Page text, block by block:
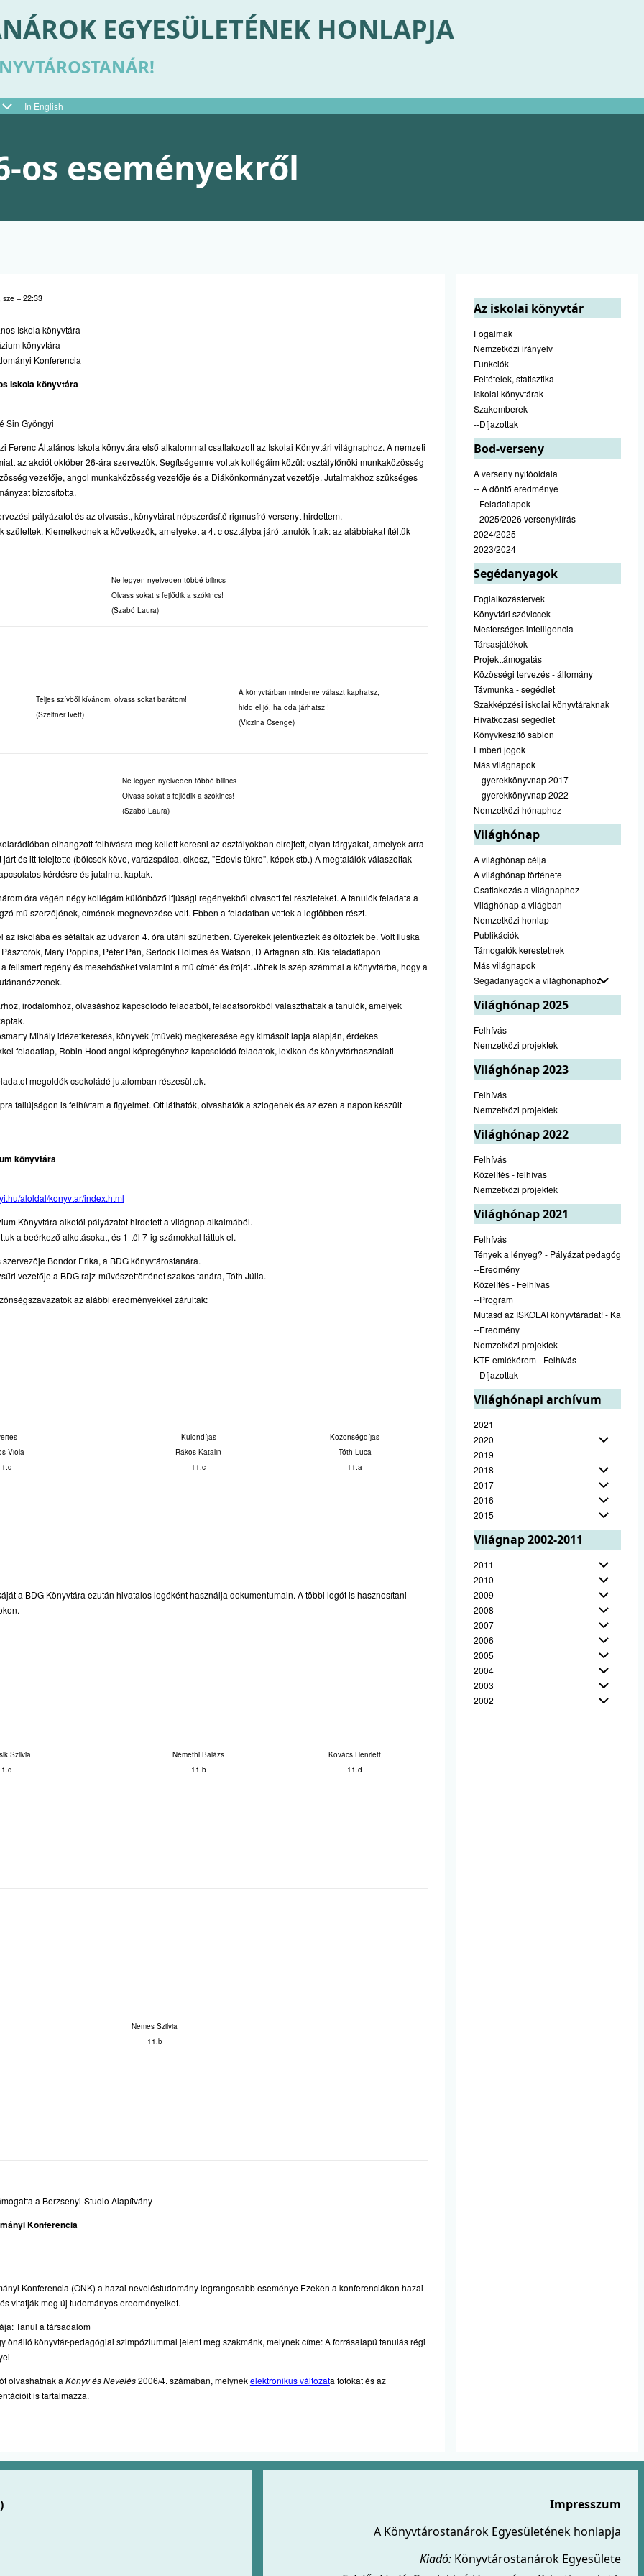
EGYESÜLETÉNEK HONLAPJA
In English
os eseményekről
sze – 22:33
Iskola könyvtára
könyvtára
Konferencia
Iskola könyvtára
Sin Gyöngyi
Ferenc Általános Iskola könyvtára első alkalommal csatlakozott az Iskolai Könyvtári világnaphoz. A nemzeti
az akciót október 26-ára szerveztük. Segítségemre voltak kollégáim közül: osztályfőnöki munkaközösség
vezetője, angol munkaközösség vezetője és a Diákönkormányzat vezetője. Jutalmakhoz szükséges
biztosította.
pályázatot és az olvasást, könyvtárat népszerűsítő rigmusíró versenyt hirdettem.
születtek. Kiemelkednek a következők, amelyeket a 4. c osztályba járó tanulók írtak: az alábbiakat ítéltük
Ne legyen nyelveden többé bilincs
Olvass sokat s fejlődik a szókincs!
(Szabó Laura)
Teljes szívből kívánom, olvass sokat barátom!
(Szeltner Ivett)
A könyvtárban mindenre választ kaphatsz,
hidd el jó, ha oda járhatsz !
(Viczina Csenge)
Ne legyen nyelveden többé bilincs
Olvass sokat s fejlődik a szókincs!
(Szabó Laura)
elhangzott felhívásra meg kellett keresni az osztályokban elrejtett, olyan tárgyakat, amelyek arra
és itt felejtette (bölcsek köve, varázspálca, cikesz, "Edevis tükre", képek stb.) A megtalálók válaszoltak
kérdésre és jutalmat kaptak.
óra végén négy kollégám különböző ifjúsági regényekből olvasott fel részleteket. A tanulók feladata a
mű szerzőjének, címének megnevezése volt. Ebben a feladatban vettek a legtöbben részt.
az iskolába és sétáltak az udvaron 4. óra utáni szünetben. Gyerekek jelentkeztek és öltöztek be. Volt Iluska
Mary Poppins, Péter Pán, Serlock Holmes és Watson, D Artagnan stb. Kis feladatlapon
felismert regény és mesehősöket valamint a mű címét és íróját. Jöttek is szép számmal a könyvtárba, hogy a
irodalomhoz, olvasáshoz kapcsolódó feladatból, feladatsorokból választhattak a tanulók, amelyek
Mihály idézetkeresés, könyvek (művek) megkeresése egy kimásolt lapja alapján, érdekes
feladatlap, Robin Hood angol képregényhez kapcsolódó feladatok, lexikon és könyvtárhasználati
megoldók csokoládé jutalomban részesültek.
faliújságon is felhívtam a figyelmet. Ott láthatók, olvashatók a szlogenek és az ezen a napon készült
könyvtára
aloldal/konyvtar/index.html
Könyvtára alkotói pályázatot hirdetett a világnap alkalmából.
a beérkező alkotásokat, és 1-től 7-ig számokkal láttuk el.
Bondor Erika, a BDG könyvtárostanára.
vezetője a BDG rajz-művészettörténet szakos tanára, Tóth Júlia.
az alábbi eredményekkel zárultak:
Viola
Különdíjas
Rákos Katalin
11.c
Közönségdíjas
Tóth Luca
11.a
a BDG Könyvtára ezután hivatalos logóként használja dokumentumain. A többi logót is hasznosítani
Szilvia
Némethi Balázs
11.b
Kovács Henriett
11.d
Nemes Szilvia
11.b
a Berzsenyi-Studio Alapítvány
Konferencia
Konferencia (ONK) a hazai neveléstudomány legrangosabb eseménye Ezeken a konferenciákon hazai
vitatják meg új tudományos eredményeiket.
Tanul a társadalom
önálló könyvtár-pedagógiai szimpóziummal jelent meg szakmánk, melynek címe: A forrásalapú tanulás régi
olvashatnak a Könyv és Nevelés2006/4. számában, melynekelektronikus változata fotókat és az
is tartalmazza.
Az iskolai könyvtár
Fogalmak
Nemzetközi irányelv
Funkciók
Feltételek, statisztika
Iskolai könyvtárak
Szakemberek
--Díjazottak
Bod-verseny
A verseny nyitóoldala
-- A döntő eredménye
--Feladatlapok
--2025/2026 versenykiírás
2024/2025
2023/2024
Segédanyagok
Foglalkozástervek
Könyvtári szóviccek
Mesterséges intelligencia
Társasjátékok
Projekttámogatás
Közösségi tervezés - állomány
Távmunka - segédlet
Szakképzési iskolai könyvtáraknak
Hivatkozási segédlet
Könyvkészítő sablon
Emberi jogok
Más világnapok
-- gyerekkönyvnap 2017
-- gyerekkönyvnap 2022
Nemzetközi hónaphoz
Világhónap
A világhónap célja
A világhónap története
Csatlakozás a világnaphoz
Világhónap a világban
Nemzetközi honlap
Publikációk
Támogatók kerestetnek
Más világnapok
Segádanyagok a világhónaphoz
Világhónap 2025
Felhívás
Nemzetközi projektek
Világhónap 2023
Felhívás
Nemzetközi projektek
Világhónap 2022
Felhívás
Közelítés - felhívás
Nemzetközi projektek
Világhónap 2021
Felhívás
Tények a lényeg? - Pályázat
--Eredmény
Közelítés - Felhívás
--Program
Mutasd az ISKOLAI könyvtáradat! -
--Eredmény
Nemzetközi projektek
KTE emlékérem - Felhívás
--Díjazottak
Világhónapi archívum
2021
2020
2019
2018
2017
2016
2015
Világnap 2002-2011
2011
2010
2009
2008
2007
2006
2005
2004
2003
2002
Impresszum
A Könyvtárostanárok Egyesületének honlapja
Kiadó: Könyvtárostanárok Egyesülete